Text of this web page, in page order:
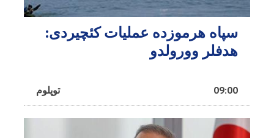
سپاه هرموزده عملیات کئچیردی:
هدفلر وورولدو
توپلوم 09:00